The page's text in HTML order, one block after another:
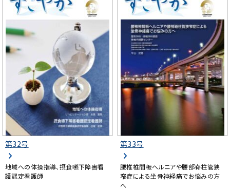
第32号
地域への体操指導、摂食嚥下障害看
護認定看護師
第33号
腰椎椎間板ヘルニアや腰部脊柱管狭
窄症による坐骨神経痛でお悩みの方
へ